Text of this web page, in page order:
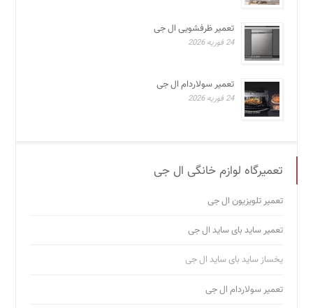
تعمیر ظرفشویی ال جی
24 فوریه 2026
تعمیر سولاردام ال جی
24 فوریه 2026
تعمیرگاه لوازم خانگی ال جی
تعمیر تلویزیون ال جی
تعمیر ساید بای ساید ال جی
یخساز ساید بای ساید ال جی
تعمیر سولاردام ال جی